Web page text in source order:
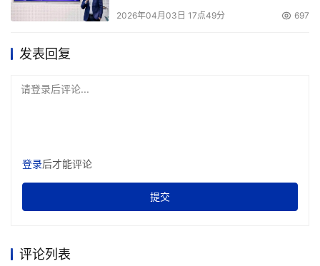
那么我想，我做的一切工作都能够实现业务的连续性，这
司的供应链是不能够被打断的。
这样我们要使我们的IT项目能够满足我们整个企业的环境，
下面我们看一下关键技术的要素。关键技术的要素，当前的
状态是高成本的IT的孤岛。在未来要成为低成本集中的IT的
础设施的管理。但是，我们要做的工作必须是安全的。我们
2026年04月03日 17点49分 697
发表回复
请登录后评论...
登录后才能评论
提交
评论列表